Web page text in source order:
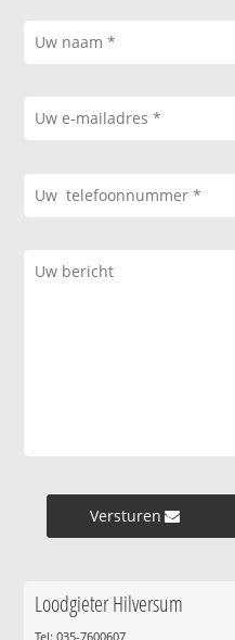
Versturen »
Loodgieter Hilversum
Tel: 035-7600607